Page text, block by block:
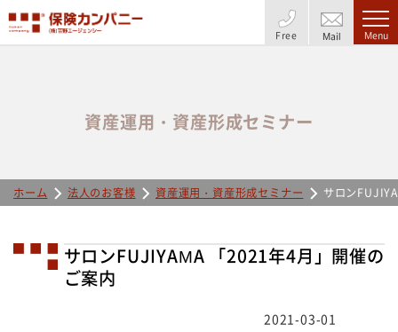
Free Mail Menu
資産運用・資産形成セミナー
ホーム 法人のお客様 資産運用・資産形成セミナー サロン
サロンFUJIYAMA 「2021年4月」開催の
ご案内
2021-03-01